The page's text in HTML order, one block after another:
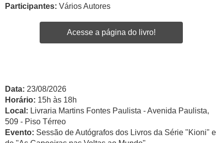
Participantes: Vários Autores
Acesse a página do livro!
Data: 23/08/2026
Horário: 15h às 18h
Local: Livraria Martins Fontes Paulista - Avenida Paulista,
509 - Piso Térreo
Evento: Sessão de Autógrafos dos Livros da Série "Kioni" e